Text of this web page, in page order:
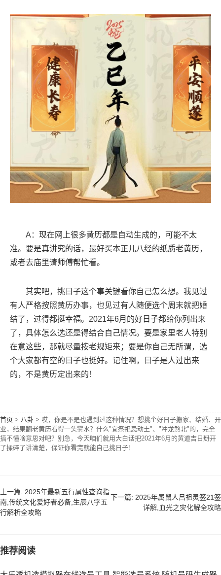
A：现在网上很多黄历都是自动生成的，可能不太
准。要是真讲究的话，最好买本正儿八经的纸质老黄历，
或者去庙里请师傅帮忙看。
其实吧，挑日子这个事关键看你自己怎么想。我见过
有人严格按照黄历办事，也见过有人随便选个周末就把婚
结了，过得都挺幸福。2021年6月的好日子都给你列出来
了，具体怎么选还是得结合自己情况。要是家里老人特别
在意这些，那就尽量按老规矩来；要是你自己无所谓，选
个大家都有空的日子也挺好。记住啊，日子是人过出来
的，不是黄历定出来的！
首页 > 八卦 > 哎，你是不是也遇到过这种情况？想挑个好日子搬家、结婚、开
业，结果翻老黄历看得一头雾水？什么"宜祭祀忌动土"、"冲龙煞北"的，完全
搞不懂啥意思对吧？别急，今天咱们就用大白话把2021年6月的黄道吉日掰开
了揉碎了讲清楚，保证你看完就能自己挑日子！
上一篇: 2025年最新五行属性查询指
南,传统文化爱好者必备,生辰八字五
行解析全攻略
下一篇: 2025年属鼠人吕祖灵签21签
详解,血光之灾化解全攻略
推荐阅读